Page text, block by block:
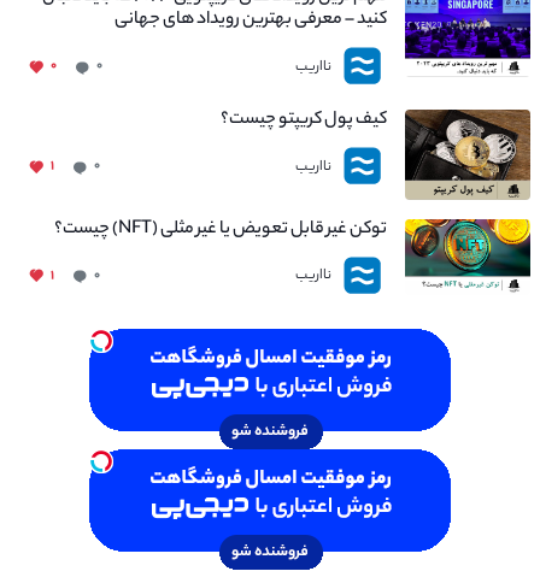
کنید – معرفی بهترین رویداد های جهانی
نااریب ۰ ۰
کیف پول کریپتو چیست؟
نااریب ۰ ۱
توکن غیر قابل تعویض یا غیر مثلی (NFT) چیست؟
نااریب ۰ ۱